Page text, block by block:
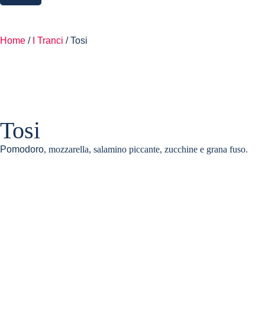
Home / I Tranci / Tosi
Tosi
Pomodoro, mozzarella, salamino piccante, zucchine e grana fuso.